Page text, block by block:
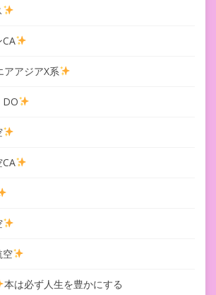
アアジアX系
DO
空
本は必ず人生を豊かにする